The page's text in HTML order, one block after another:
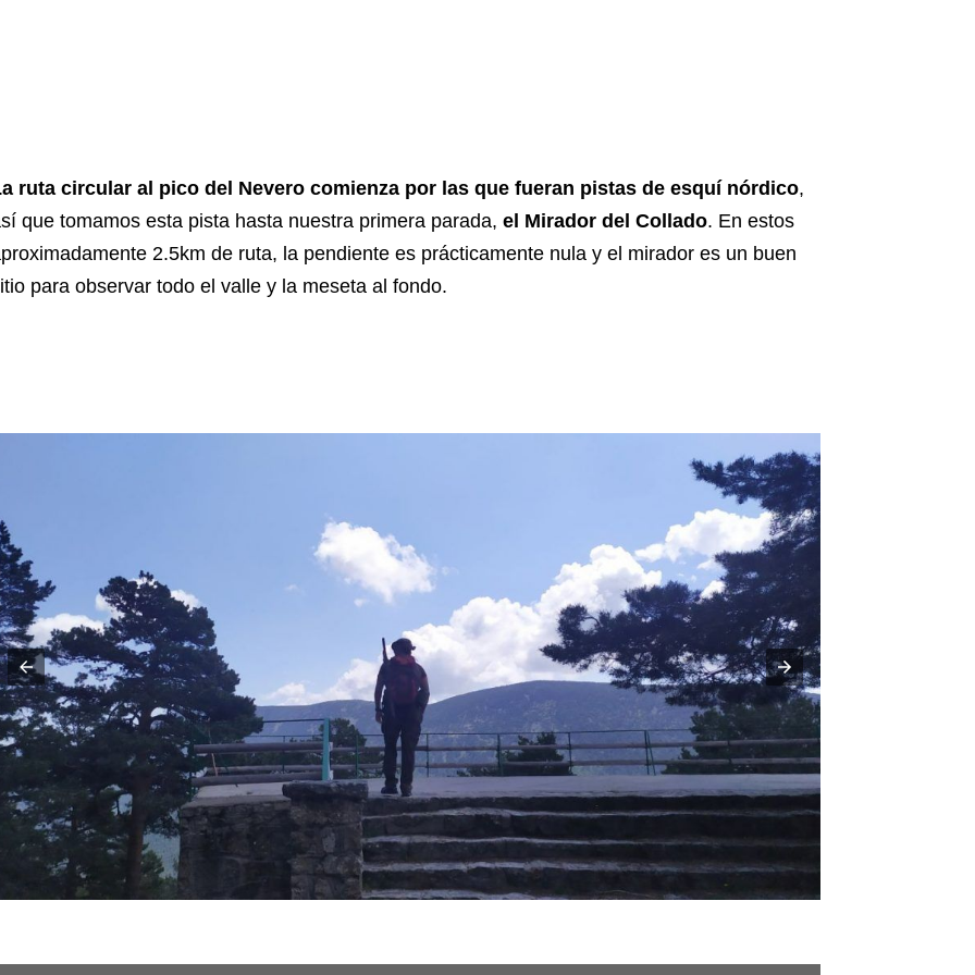
ruta circular al pico del Nevero comienza por las que fueran pistas de esquí nórdico,
que tomamos esta pista hasta nuestra primera parada, el Mirador del Collado. En estos
2.5km de ruta, la pendiente es prácticamente nula y el mirador es un buen
para observar todo el valle y la meseta al fondo.